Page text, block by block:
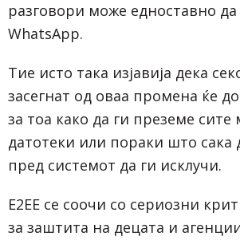
разговори може едноставно
WhatsApp.
Тие исто така изјавија дека
засегнат од оваа промена ќе
за тоа како да ги преземе
датотеки или пораки што сака
пред системот да ги исклучи.
E2EE се соочи со сериозни
за заштита на децата и